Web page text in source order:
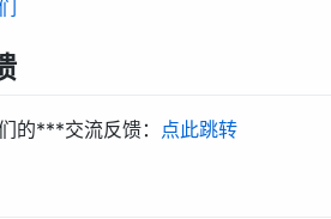
的***交流反馈： 点此跳转